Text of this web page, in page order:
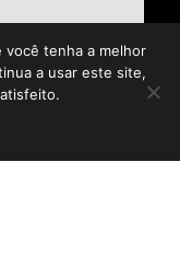
você tenha a melhor
a usar este site,